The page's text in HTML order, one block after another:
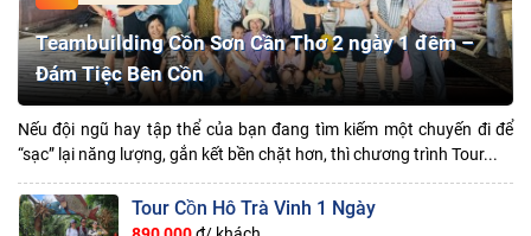
Teambuilding Cồn Sơn Cần Thơ 2 ngày 1 đêm –
Đám Tiệc Bên Cồn
Nếu đội ngũ hay tập thể của bạn đang tìm kiếm một chuyến đi để
“sạc” lại năng lượng, gắn kết bền chặt hơn, thì chương trình Tour...
Tour Cồn Hô Trà Vinh 1 Ngày